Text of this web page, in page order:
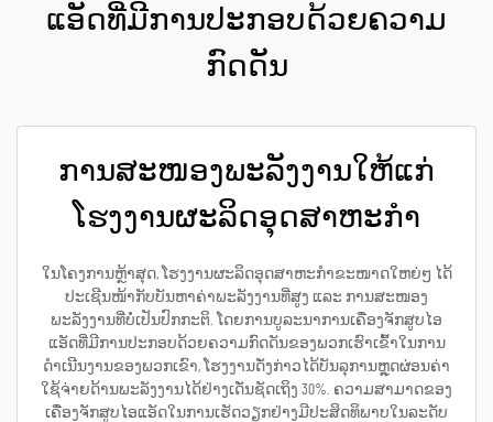
ແອັດທີ່ມີການປະກອບດ້ວຍຄວາມ
ກົດດັນ
ການສະໜອງພະລັງງານໃຫ້ແກ່
ໂຮງງານຜະລິດອຸດສາຫະກຳ
ໃນໂຄງການຫຼ້າສຸດ, ໂຮງງານຜະລິດອຸດສາຫະກຳຂະໜາດໃຫຍ່ໆ ໄດ້
ປະເຊີນໜ້າກັບບັນຫາຄ່າພະລັງງານທີ່ສູງ ແລະ ການສະໜອງ
ພະລັງງານທີ່ບໍ່ເປັນປົກກະຕິ. ໂດຍການບູລະນາການເຄື່ອງຈັກສູບໄອ
ແອັດທີ່ມີການປະກອບດ້ວຍຄວາມກົດດັນຂອງພວກເຮົາເຂົ້າໃນການ
ດຳເນີນງານຂອງພວກເຂົາ, ໂຮງງານດັ່ງກ່າວໄດ້ບັນລຸການຫຼຸດຜ່ອນຄ່າ
ໃຊ້ຈ່າຍດ້ານພະລັງງານໄດ້ຢ່າງເດັ່ນຊັດເຖິງ 30%. ຄວາມສາມາດຂອງ
ເຄື່ອງຈັກສູບໄອແອັດໃນການເຮັດວຽກຢ່າງມີປະສິດທິພາບໃນລະດັບ